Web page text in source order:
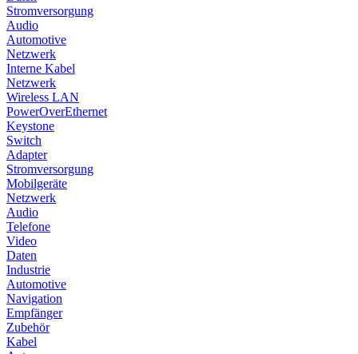
Stromversorgung
Audio
Automotive
Netzwerk
Interne Kabel
Netzwerk
Wireless LAN
PowerOverEthernet
Keystone
Switch
Adapter
Stromversorgung
Mobilgeräte
Netzwerk
Audio
Telefone
Video
Daten
Industrie
Automotive
Navigation
Empfänger
Zubehör
Kabel